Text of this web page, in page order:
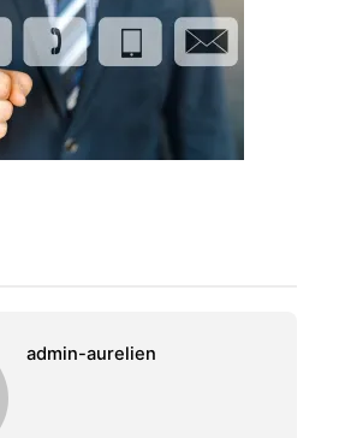
admin-aurelien